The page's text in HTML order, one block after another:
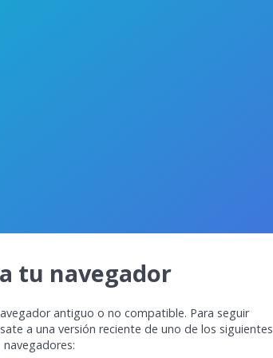
tu navegador
antiguo o no compatible. Para seguir
a una versión reciente de uno de los siguientes
navegadores: